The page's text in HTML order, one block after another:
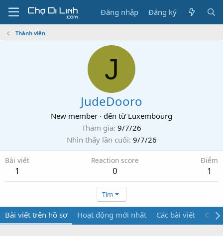
Đăng nhập Đăng ký
Thành viên
J
JudeDooro
New member · đến từ Luxembourg
Tham gia 9/7/26
Nhìn thấy lần cuối 9/7/26
Bài viết
1
Reaction score
0
Điểm
1
Tìm
Bài viết trên hồ sơ Hoạt động mới nhất Các bài viết Giới